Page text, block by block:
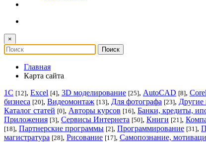
×
Главная
Карта сайта
1С [12], Excel [4], 3D моделирование [25], AutoCAD [8],
бизнеса [20], Видеомонтаж [13], Для фотографа [23], Другие
Каталог статей [0], Авторы курсов [16], Банки, кредиты,
Приложения [3], Сервисы Интернета [50], Книги [21],
[18], Партнерские программы [2], Программирование [31],
магистратура [28], Рисование [17], Самопознание,